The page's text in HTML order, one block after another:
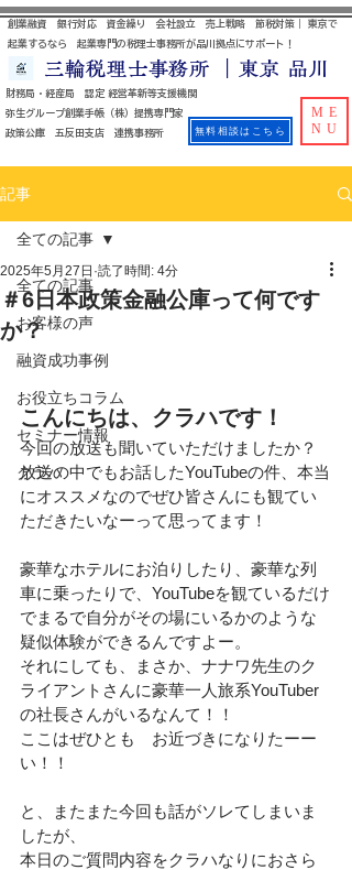
財務局・経産局 認定 経営革新等支援機関
​ 弥生グループ創業手帳（株）提携専門家
政策公庫 五反田支店 連携事務所
創業融資 銀行対応 資金繰り 会社設立 売上戦略 節税対策｜ 東京で
起業するなら 起業専門の税理士事務所が品川拠点にサポート！
三輪税理士事務所 ｜東京 品川
無料相談はこちら
ME
NU
記事
全ての記事
お客様の声
融資成功事例
お役立ちコラム
セミナー情報
クラハ
全ての記事
＃6日本政策金融公庫って何です
か？
2025年5月27日 読了時間: 4分
こんにちは、クラハです！
今回の放送も聞いていただけましたか？
放送の中でもお話したYouTubeの件、本当
にオススメなのでぜひ皆さんにも観てい
ただきたいなーって思ってます！
豪華なホテルにお泊りしたり、豪華な列
車に乗ったりで、YouTubeを観ているだけ
でまるで自分がその場にいるかのような
疑似体験ができるんですよー。
それにしても、まさか、ナナワ先生のク
ライアントさんに豪華一人旅系YouTuber
の社長さんがいるなんて！！
ここはぜひとも　お近づきになりたーー
い！！
と、またまた今回も話がソレてしまいま
したが、
本日のご質問内容をクラハなりにおさら